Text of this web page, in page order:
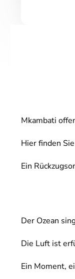
Mkambati
Hier finden
Ein
Der Ozean
Die Luft ist
Ein Moment,